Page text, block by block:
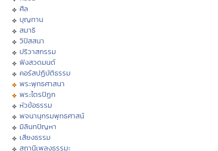
ศีล
บุญทาน
สมาธิ
วิปัสสนา
ปริวาสกรรม
ฟังสวดมนต์
คอร์สปฏิบัติธรรม
พระพุทธศาสนา
พระไตรปิฏก
หัวข้อธรรม
พจนานุกรมพุทธศาสน์
มิลินทปัญหา
เสียงธรรม
สถานีเพลงธรรมะ